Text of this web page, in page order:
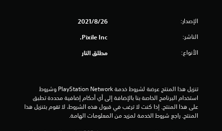
الإصدار: 26‏/8‏/2021
الناشر: Pixile Inc.
الأنواع: مطلق النار
المنتج. راجع شروط الخدمة لمزيد من المعلومات الهامة.